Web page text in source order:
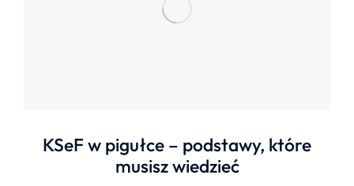
KSeF w pigułce – podstawy, które
musisz wiedzieć